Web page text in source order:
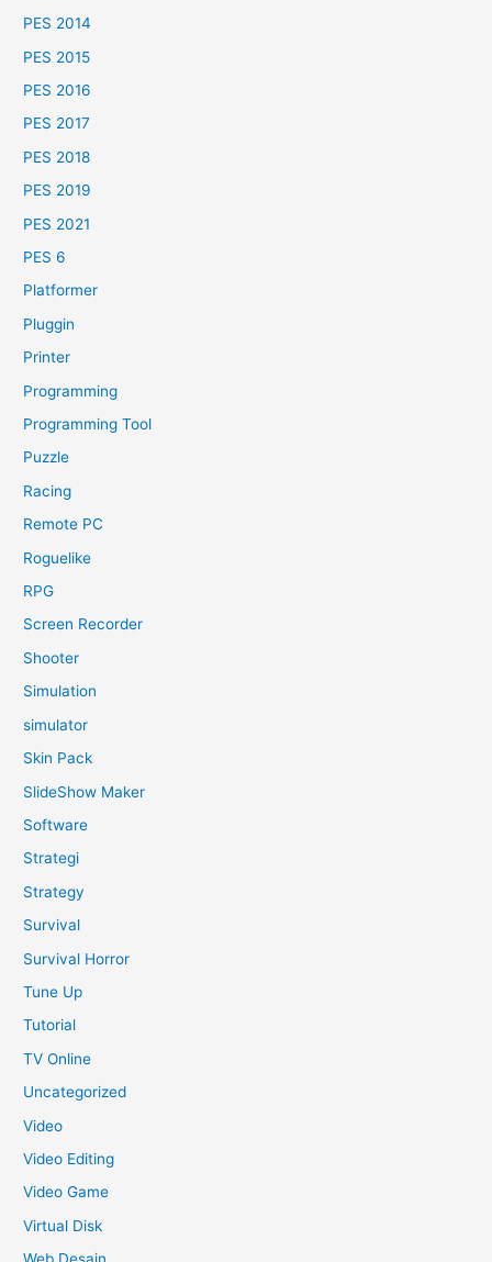
PES 2014
PES 2015
PES 2016
PES 2017
PES 2018
PES 2019
PES 2021
PES 6
Platformer
Pluggin
Printer
Programming
Programming Tool
Puzzle
Racing
Remote PC
Roguelike
RPG
Screen Recorder
Shooter
Simulation
simulator
Skin Pack
SlideShow Maker
Software
Strategi
Strategy
Survival
Survival Horror
Tune Up
Tutorial
TV Online
Uncategorized
Video
Video Editing
Video Game
Virtual Disk